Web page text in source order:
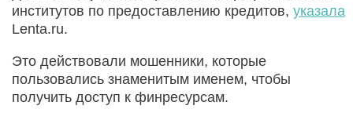
институтов по предоставлению кредитов, указала
Lenta.ru.
Это действовали мошенники, которые
пользовались знаменитым именем, чтобы
получить доступ к финресурсам.